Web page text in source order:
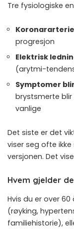
Tre fysiologiske
progresjon
Elektrisk
(arytmi-
Symptomer
brystsmerte blir
vanlige
Det siste er det
viser seg ofte
versjonen. Det
Hvem gjelder
Hvis du er over
(røyking,
familiehistorie),